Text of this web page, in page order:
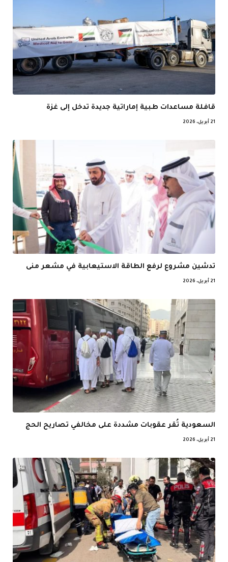
قافلة مساعدات طبية إماراتية جديدة تدخل إلى غزة
21 أبريل، 2026
تدشين مشروع لرفع الطاقة الاستيعابية في مشعر منى
21 أبريل، 2026
السعودية تُقر عقوبات مشددة على مخالفي تصاريح الحج
21 أبريل، 2026